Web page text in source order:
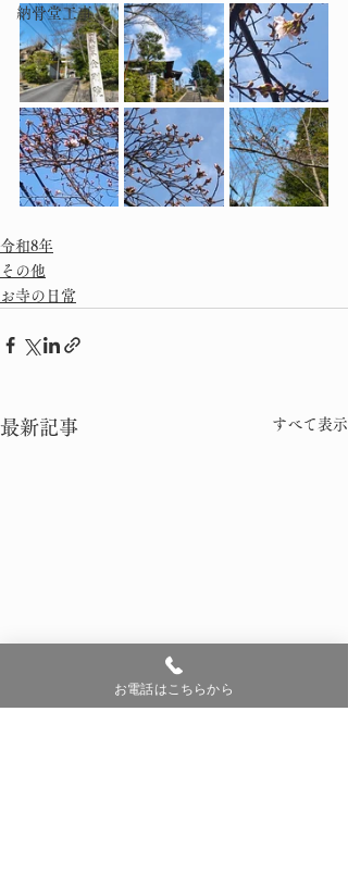
納骨堂工事
令和8年
その他
お寺の日常
最新記事 すべて表示
お電話はこちらから